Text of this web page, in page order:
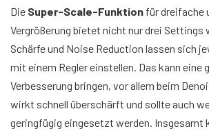
Die Super-Scale-Funktion für dreifache
Vergrößerung bietet nicht nur drei Settings
Schärfe und Noise Reduction lassen sich
mit einem Regler einstellen. Das kann eine
Verbesserung bringen, vor allem beim
wirkt schnell überschärft und sollte auch
geringfügig eingesetzt werden. Insgesamt